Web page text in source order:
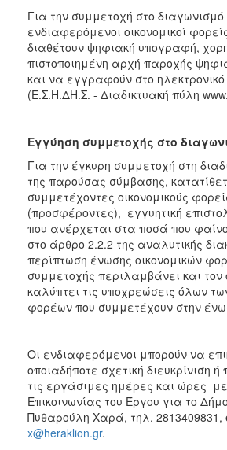
Για την συμμετοχή στο διαγωνισμό
ενδιαφερόμενοι οικονομικοί
διαθέτουν ψηφιακή υπογραφή,
πιστοποιημένη αρχή παροχής
και να εγγραφούν στο
(Ε.Σ.Η.ΔΗ.Σ. - Διαδικτυακή πύλη
Εγγύηση συμμετοχής στο
Για την έγκυρη συμμετοχή στη
της παρούσας σύμβασης,
συμμετέχοντες οικονομικούς
(προσφέροντες), εγγυητική
που ανέρχεται στα ποσά που
στο άρθρο 2.2.2 της αναλυτικής
περίπτωση ένωσης οικονομικών
συμμετοχής περιλαμβάνει και τον
καλύπτει τις υποχρεώσεις όλων
φορέων που συμμετέχουν στην
Οι ενδιαφερόμενοι μπορούν να
οποιαδήποτε σχετική διευκρίνιση
τις εργάσιμες ημέρες και ώρες
Επικοινωνίας του Έργου για το
Πυθαρούλη Χαρά, τηλ. 2813409831,
x@heraklion.gr.